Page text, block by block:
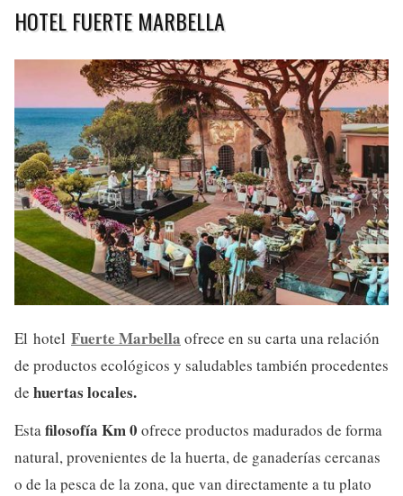
HOTEL FUERTE MARBELLA
El hotel Fuerte Marbella ofrece en su carta una relación
de productos ecológicos y saludables también procedentes
de huertas locales.
Estafilosofía Km 0 ofrece productos madurados de forma
natural, provenientes de la huerta, de ganaderías cercanas
o de la pesca de la zona, que van directamente a tu plato